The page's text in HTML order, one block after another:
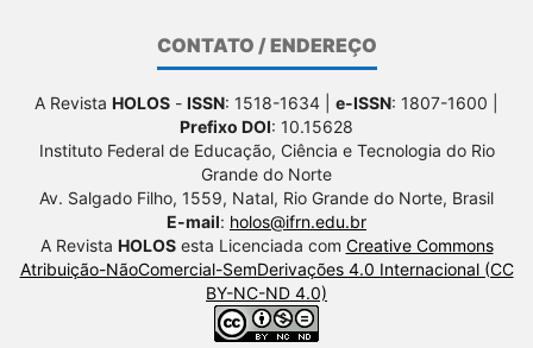
CONTATO / ENDEREÇO
A Revista HOLOS - ISSN: 1518-1634 | e-ISSN: 1807-1600 |
Prefixo DOI: 10.15628
Instituto Federal de Educação, Ciência e Tecnologia do Rio
Grande do Norte
Av. Salgado Filho, 1559, Natal, Rio Grande do Norte, Brasil
E-mail: holos@ifrn.edu.br
A Revista HOLOSesta Licenciada com Creative Commons
Atribuição-NãoComercial-SemDerivações 4.0 Internacional (CC
BY-NC-ND 4.0)